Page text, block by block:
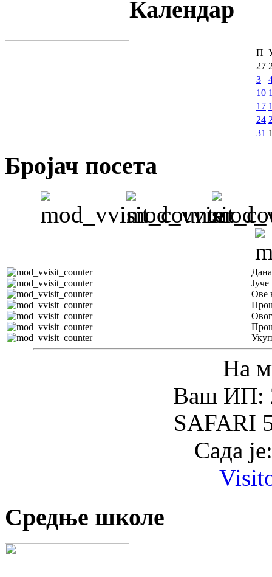
Календар
П
27
3
10
17
24
31
Бројач посета
Јуче
Ове
На
Ваш ИП:
SAFARI
Сада
Средње школе